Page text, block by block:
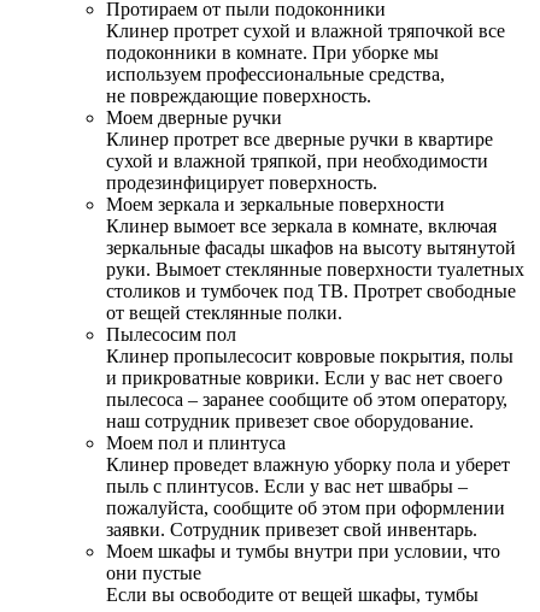
Протираем от пыли подоконники
Клинер протрет сухой и влажной тряпочкой все
подоконники в комнате. При уборке мы
используем профессиональные средства,
не повреждающие поверхность.
Моем дверные ручки
Клинер протрет все дверные ручки в квартире
сухой и влажной тряпкой, при необходимости
продезинфицирует поверхность.
Моем зеркала и зеркальные поверхности
Клинер вымоет все зеркала в комнате, включая
зеркальные фасады шкафов на высоту вытянутой
руки. Вымоет стеклянные поверхности туалетных
столиков и тумбочек под ТВ. Протрет свободные
от вещей стеклянные полки.
Пылесосим пол
Клинер пропылесосит ковровые покрытия, полы
и прикроватные коврики. Если у вас нет своего
пылесоса – заранее сообщите об этом оператору,
наш сотрудник привезет свое оборудование.
Моем пол и плинтуса
Клинер проведет влажную уборку пола и уберет
пыль с плинтусов. Если у вас нет швабры –
пожалуйста, сообщите об этом при оформлении
заявки. Сотрудник привезет свой инвентарь.
Моем шкафы и тумбы внутри при условии, что
они пустые
Если вы освободите от вещей шкафы, тумбы